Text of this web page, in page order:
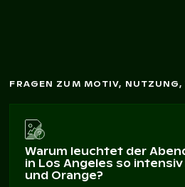
FRAGEN ZUM MOTIV,
Warum leuchtet der
in Los Angeles so intensiv
und Orange?